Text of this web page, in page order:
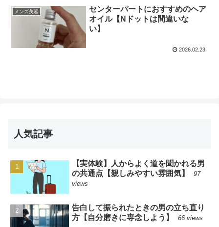
メンズ美容
センターパートにおすすめのヘア
オイル【Nドットは間違いな
い】
2026.02.23
人気記事
【実体験】人からよく道を聞かれる男
の共通点【親しみやすい雰囲気】
97
views
告白して振られたときの男の立ち直り
方【自分磨きに専念しよう】
66 views